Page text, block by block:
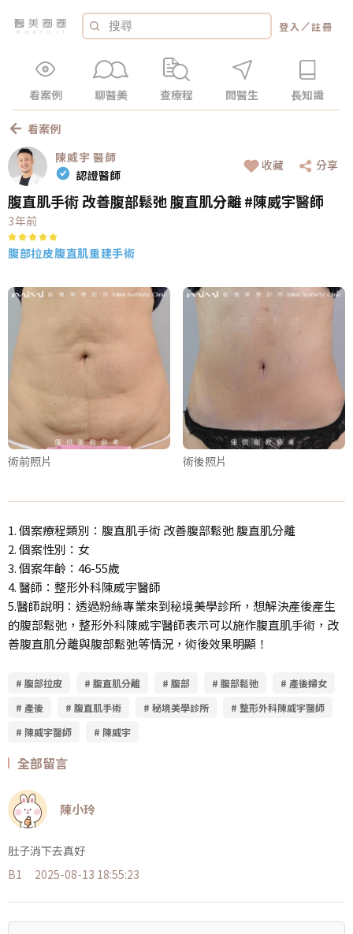
登入 ／註冊
看案例 聊醫美 查療程 問醫生 長知識
看案例
陳威宇 醫師
認證醫師
收藏 分享
腹直肌手術 改善腹部鬆弛 腹直肌分離 #陳威宇醫師
3年前
腹部拉皮腹直肌重建手術
術前照片 術後照片
1. 個案療程類別：腹直肌手術 改善腹部鬆弛 腹直肌分離
2. 個案性別：女
3. 個案年齡：46-55歲
4. 醫師：整形外科陳威宇醫師
5.醫師說明：透過粉絲專業來到秘境美學診所，想解決產後產生
的腹部鬆弛，整形外科陳威宇醫師表示可以施作腹直肌手術，改
善腹直肌分離與腹部鬆弛等情況，術後效果明顯！
# 腹部拉皮 # 腹直肌分離 # 腹部 # 腹部鬆弛
# 產後婦女
# 產後
# 腹直肌手術 # 秘境美學診所
# 整形外科陳威宇醫師
# 陳威宇醫師
# 陳威宇
全部留言
陳小玲
肚子消下去真好
B1
2025-08-13 18:55:23